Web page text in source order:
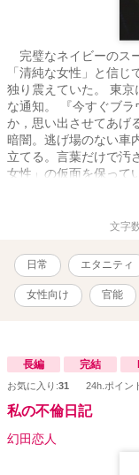
完璧なネイビーのス
「清純な女性」と信じ
独り震えていた。 東
な通知。 『今すぐブ
か，思い出させてあ
暗闇。逃げ場のない車
立てる。言葉だけで
女性」の仮面を保って
広げられる，静かなる
文字
日常 エタニティ
女性向け 官能
長編 完結
お気に入り:31 24h.ポイン
私の不倫日記
幻田恋人